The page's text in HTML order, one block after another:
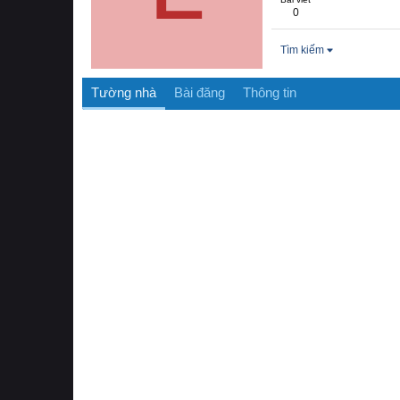
0
Tìm kiếm
Tường nhà Bài đăng Thông tin